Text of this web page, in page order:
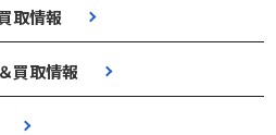
取情報
買取情報